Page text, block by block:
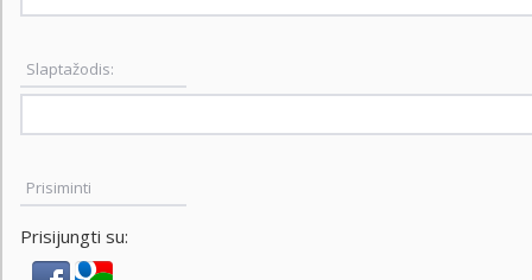
Slaptažodis:
Prisiminti
Prisijungti su: